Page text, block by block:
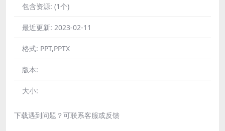
包含资源: (1个)
最近更新: 2023-02-11
格式: PPT,PPTX
版本:
大小:
下载遇到问题？可联系客服或反馈